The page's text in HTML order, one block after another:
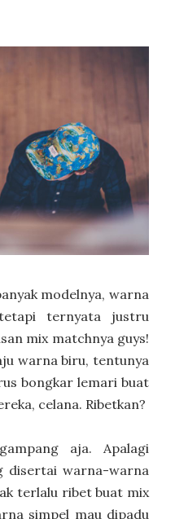
modelnya, warna
ternyata justru
mix matchnya guys!
warna biru, tentunya
bongkar lemari buat
celana. Ribetkan?
aja. Apalagi
disertai warna-warna
terlalu ribet buat mix
simpel mau dipadu